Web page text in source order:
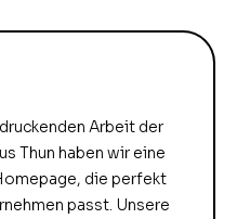
Arbeit der
Thun haben wir eine
die perfekt
passt. Unsere